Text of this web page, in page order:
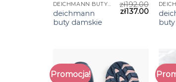
DEICHMANN BUTY DAMSKIE
deichmann
buty damskie
zł192.00
zł137.00
Promocja!